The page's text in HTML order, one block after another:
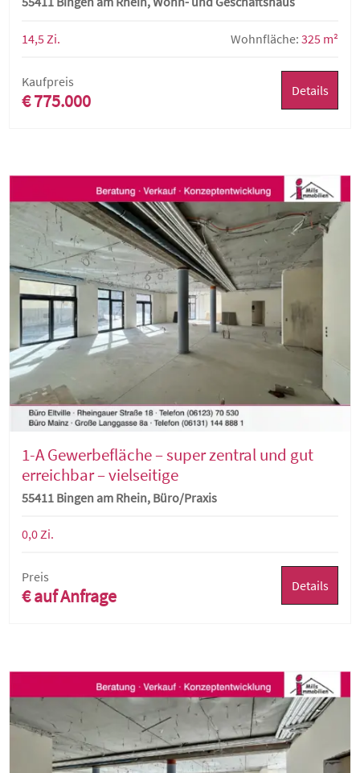
14,5 Zi. Wohnfläche: 325 m²
Kaufpreis
€ 775.000 Details
1-A Gewerbefläche – super zentral und gut
erreichbar – vielseitige
Nutzungsmöglichkeiten
55411 Bingen am Rhein, Büro/Praxis
0,0 Zi.
Preis
€ auf Anfrage Details